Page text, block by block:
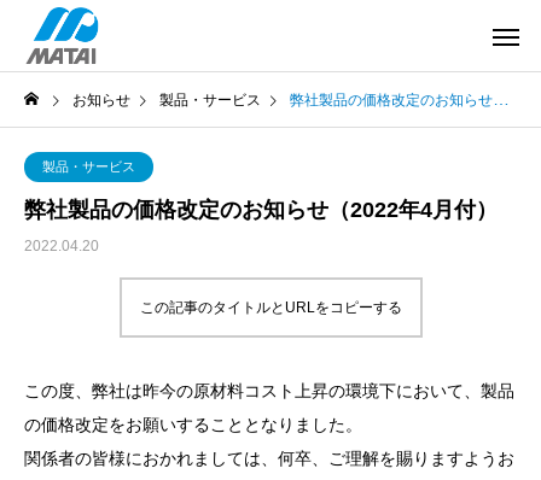
お知らせ 製品・サービス 弊社製品の価格改定のお知らせ（2022年4月付）
製品・サービス
弊社製品の価格改定のお知らせ（2022年4月付）
2022.04.20
この記事のタイトルとURLをコピーする
この度、弊社は昨今の原材料コスト上昇の環境下において、製品
の価格改定をお願いすることとなりました。
関係者の皆様におかれましては、何卒、ご理解を賜りますようお